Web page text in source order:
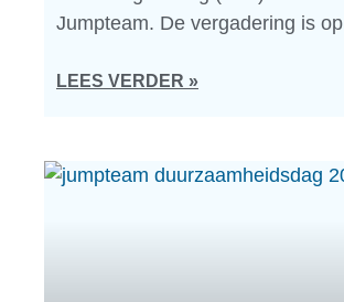
Jumpteam. De vergadering is op
LEES VERDER »